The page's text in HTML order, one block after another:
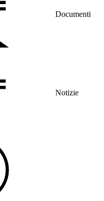
Documenti
Notizie